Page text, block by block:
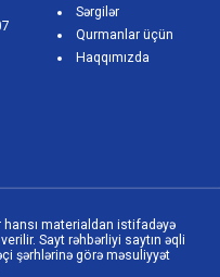
Sərgilər
Qurmanlar üçün
Haqqımızda
hansı materialdan istifadəyə
Sayt rəhbərliyi saytın əqli
şərhlərinə görə məsuliyyət